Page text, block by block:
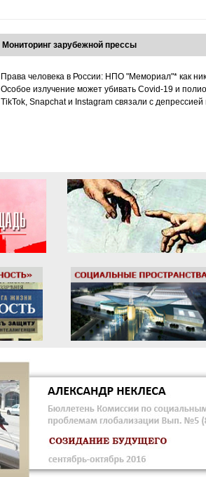
Мониторинг зарубежной прессы
Права человека в России: НПО "Мемориал"* как
Особое излучение может убивать Covid-19 и
TikTok, Snapchat и Instagram связали с